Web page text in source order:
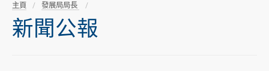
主頁 發展局局長
新聞公報